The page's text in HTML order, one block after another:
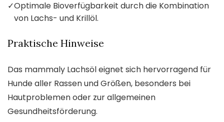
✓Optimale Bioverfügbarkeit durch die Kombination
von Lachs- und Krillöl.
Praktische Hinweise
Das mammaly Lachsöl eignet sich hervorragend für
Hunde aller Rassen und Größen, besonders bei
Hautproblemen oder zur allgemeinen
Gesundheitsförderung.